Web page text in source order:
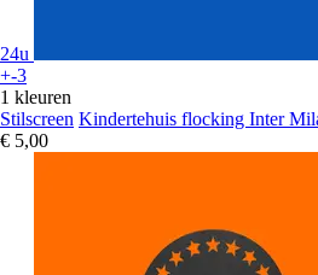
24u
+-3
1 kleuren
Stilscreen Kindertehuis flocking Inter
€ 5,00